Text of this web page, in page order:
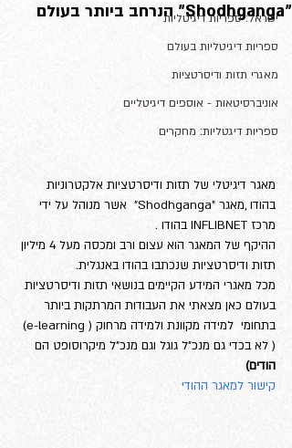
ישראל: ספריות דיגיטליות
ספריות דיגיטליות בעולם
מאגרי תזות ודיסרטציות
אוניברסיטאות - אוספים דיגיטליים
ספריות דיגטליות: מחקרים
"Shodhganga" הנרחב ביותר בעולם
מאגר דיגיטלי של תזות ודיסרטציות אלקטרוניות
בהודו ,מאגר "Shodhganga"  אשר מנוהל על ידי
מרכז INFLIBNET בהודו .
ההיקף של המאגר הוא עצום ורב ומכסה מעל 4 מיליון
תזות ודיסרטציות שנכתבו בהודו באנגלית.
מכל מאגרי המידע הקיימים בנושאי תזות ודיסרטציות
בעולם כאן מצאתי את העבודות המרתקות ביותר
בתחומי  למידה מקוונת ולמידה מרחוק ( e-learning)
( לא בכדי גם מנכ"ל גוגל וגם מנכ"ל מיקרוסופט הם
הודים)
קישור למאגר ההודי